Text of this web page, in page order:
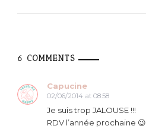
6 COMMENTS
Capucine
02/06/2014 at 08:58
Je suis trop JALOUSE !!!
RDV l’année prochaine 😉